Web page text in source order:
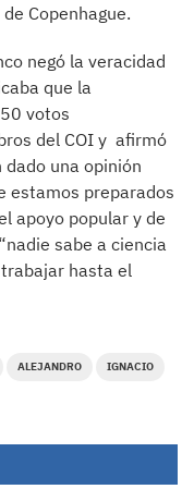
Copenhague.
negó la veracidad
que la
votos
del COI y afirmó
una opinión
estamos preparados
apoyo popular y de
sabe a ciencia
hasta el
ALEJANDRO IGNACIO